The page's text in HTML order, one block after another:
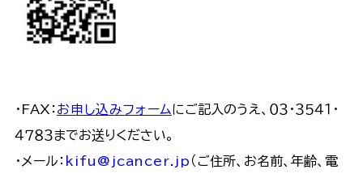
・FAX： お申し込みフォームにご記入のうえ、０３・３５４１・
４７８３までお送りください。
・メール： kifu@jcancer.jp （ご住所、お名前、年齢、電